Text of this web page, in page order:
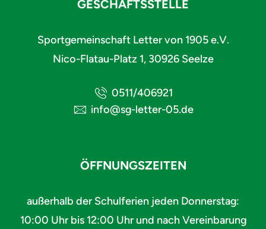
GESCHÄFTSSTELLE
Sportgemeinschaft Letter von 1905 e.V.
Nico-Flatau-Platz 1, 30926 Seelze
0511/406921
info@sg-letter-05.de
ÖFFNUNGSZEITEN
außerhalb der Schulferien jeden Donnerstag:
10:00 Uhr bis 12:00 Uhr und nach Vereinbarung